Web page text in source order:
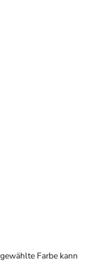
Farbe kann